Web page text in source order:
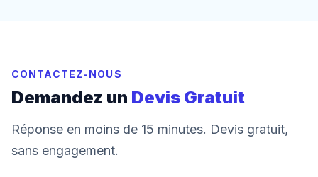
CONTACTEZ-NOUS
Demandez un Devis Gratuit
Réponse en moins de 15 minutes. Devis gratuit,
sans engagement.